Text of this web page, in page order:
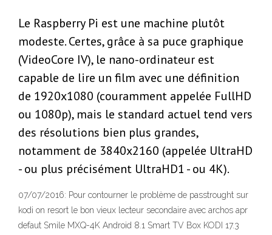
Le Raspberry Pi est une machine plutôt
modeste. Certes, grâce à sa puce graphique
(VideoCore IV), le nano-ordinateur est
capable de lire un film avec une définition
de 1920x1080 (couramment appelée FullHD
ou 1080p), mais le standard actuel tend vers
des résolutions bien plus grandes,
notamment de 3840x2160 (appelée UltraHD
- ou plus précisément UltraHD1 - ou 4K).
07/07/2016: Pour contourner le problème de passtrought sur
kodi on resort le bon vieux lecteur secondaire avec archos apr
defaut Smile MXQ-4K Android 8.1 Smart TV Box KODI 17.3